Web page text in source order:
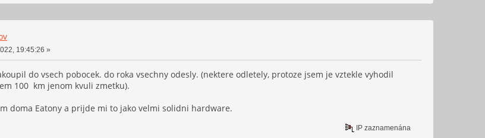
19:45:26 »
do vsech pobocek. do roka vsechny odesly. (nektere odletely, protoze jsem je vztekle vyhodil
100 km jenom kvuli zmetku).
doma Eatony a prijde mi to jako velmi solidni hardware.
IP zaznamenána